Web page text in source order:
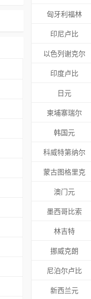
匈牙利福林
印尼卢比
以色列谢克尔
印度卢比
日元
柬埔寨瑞尔
韩国元
科威特第纳尔
蒙古图格里克
澳门元
墨西哥比索
林吉特
挪威克朗
尼泊尔卢比
新西兰元